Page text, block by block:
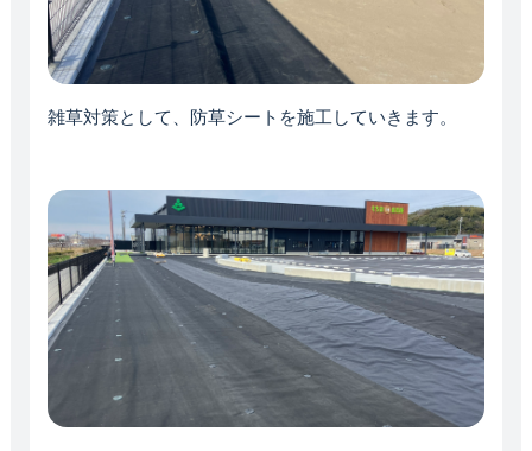
雑草対策として、防草シートを施工していきます。